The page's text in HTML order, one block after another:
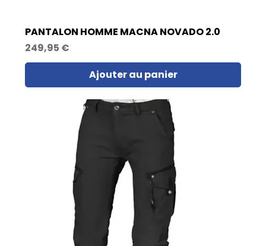
PANTALON HOMME MACNA NOVADO 2.0
Prix
249,95 €
Ajouter au panier